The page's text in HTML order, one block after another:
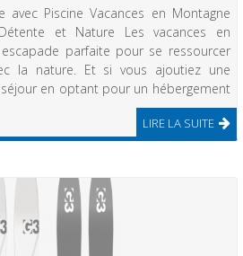
avec Piscine Vacances en Montagne
et Nature Les vacances en
parfaite pour se ressourcer
la nature. Et si vous ajoutiez une
en optant pour un hébergement
LIRE LA SUITE